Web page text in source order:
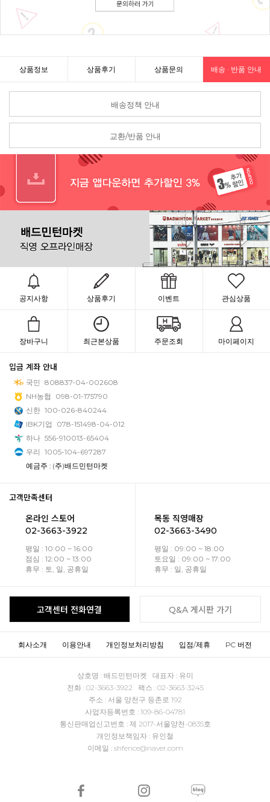
상품정보 상품후기 상품문의 배송 · 반품 안내
배송정책 안내
교환/반품 안내
공지사항 상품후기 이벤트 관심상품
장바구니 최근본상품 주문조회 마이페이지
입금 계좌 안내
국민 808837-04-002608
NH농협
098-01-175790
신한 100-026-840244
IBK기업
078-151498-04-012
하나 556-910013-65404
우리 1005-104-697287
예금주 : (주)배드민턴마켓
고객만족센터
온라인 스토어
02-3663-3922
평일 : 10:00 ~ 16:00
점심 : 12:00 ~ 13:00
휴무 : 토, 일, 공휴일
목동 직영매장
02-3663-3490
평일 : 09:00 ~ 18:00
토요일 : 09:00 ~ 17:00
휴무 : 일, 공휴일
고객센터 전화연결 Q&A 게시판 가기
회사소개 이용안내 개인정보처리방침 입점/제휴 PC 버전
상호명 : 배드민턴마켓 대표자 : 유미
전화 : 02-3663-3922 팩스 : 02-3663-3245
주소 : 서울 양천구 등촌로 192
사업자등록번호 : 109-86-04781
통신판매업신고번호 : 제 2017-서울양천-0835호
개인정보책임자 : 유인철
이메일 : shfence@naver.com